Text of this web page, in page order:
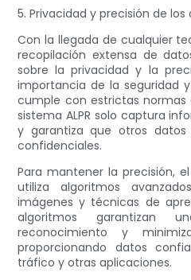
5. Privacidad y precisión de los
Con la llegada de cualquier
recopilación extensa de
sobre la privacidad y la
importancia de la seguridad
cumple con estrictas normas
sistema ALPR solo captura
y garantiza que otros datos
confidenciales.
Para mantener la precisión, el
utiliza algoritmos
imágenes y técnicas de
algoritmos garantizan
reconocimiento y
proporcionando datos
tráfico y otras aplicaciones.